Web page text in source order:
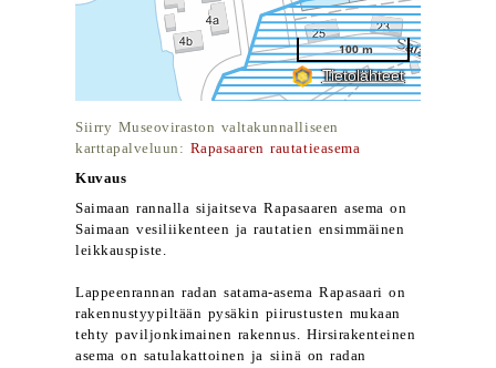
Siirry Museoviraston valtakunnalliseen
karttapalveluun: Rapasaaren rautatieasema
Kuvaus
Saimaan rannalla sijaitseva Rapasaaren asema on
Saimaan vesiliikenteen ja rautatien ensimmäinen
leikkauspiste.
Lappeenrannan radan satama-asema Rapasaari on
rakennustyypiltään pysäkin piirustusten mukaan
tehty paviljonkimainen rakennus. Hirsirakenteinen
asema on satulakattoinen ja siinä on radan